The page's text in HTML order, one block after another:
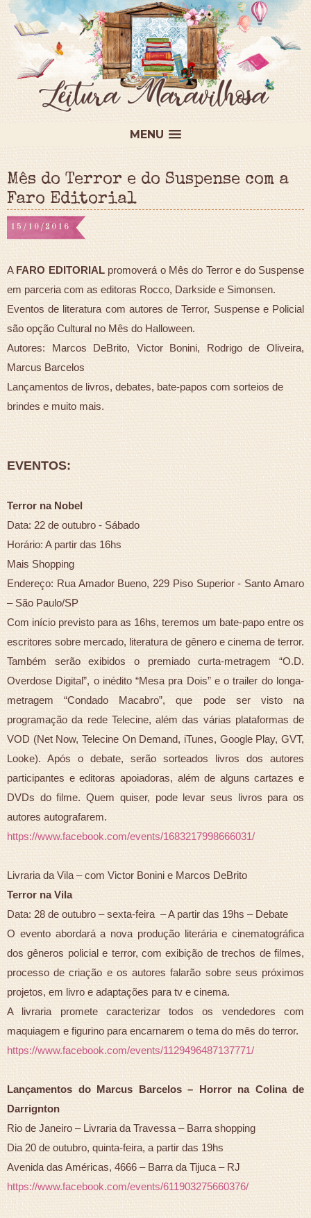
MENU
Mês do Terror e do Suspense com a
Faro Editorial
15/10/2016
AFARO EDITORIALpromoverá o Mês do Terror e do Suspense
em parceria com as editoras Rocco, Darkside e Simonsen.
Eventos de literatura com autores de Terror, Suspense e Policial
são opção Cultural no Mês do Halloween.
Autores: Marcos DeBrito, Victor Bonini, Rodrigo de Oliveira,
Marcus Barcelos
Lançamentos de livros, debates, bate-papos com sorteios de
brindes e muito mais.
EVENTOS:
Terror na Nobel
Data: 22 de outubro - Sábado
Horário: A partir das 16hs
Mais Shopping
Endereço: Rua Amador Bueno, 229 Piso Superior - Santo Amaro
– São Paulo/SP
Com início previsto para as 16hs, teremos um bate-papo entre os
escritores sobre mercado, literatura de gênero e cinema de terror.
Também serão exibidos o premiado curta-metragem “O.D.
Overdose Digital”, o inédito “Mesa pra Dois” e o trailer do longa-
metragem “Condado Macabro”, que pode ser visto na
programação da rede Telecine, além das várias plataformas de
VOD (Net Now, Telecine On Demand, iTunes, Google Play, GVT,
Looke). Após o debate, serão sorteados livros dos autores
participantes e editoras apoiadoras, além de alguns cartazes e
DVDs do filme. Quem quiser, pode levar seus livros para os
autores autografarem.
https://www.facebook.com/events/1683217998666031/
Livraria da Vila – com Victor Bonini e Marcos DeBrito
Terror na Vila
Data: 28 de outubro – sexta-feira – A partir das 19hs – Debate
O evento abordará a nova produção literária e cinematográfica
dos gêneros policial e terror, com exibição de trechos de filmes,
processo de criação e os autores falarão sobre seus próximos
projetos, em livro e adaptações para tv e cinema.
A livraria promete caracterizar todos os vendedores com
maquiagem e figurino para encarnarem o tema do mês do terror.
https://www.facebook.com/events/1129496487137771/
Lançamentos do Marcus Barcelos – Horror na Colina de
Darrignton
Rio de Janeiro – Livraria da Travessa – Barra shopping
Dia 20 de outubro, quinta-feira, a partir das 19hs
Avenida das Américas, 4666 – Barra da Tijuca – RJ
https://www.facebook.com/events/611903275660376/